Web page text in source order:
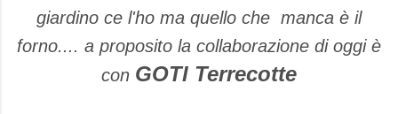
giardino ce l'ho ma quello che manca è il
forno.... a proposito la collaborazione di oggi è
con GOTI Terrecotte